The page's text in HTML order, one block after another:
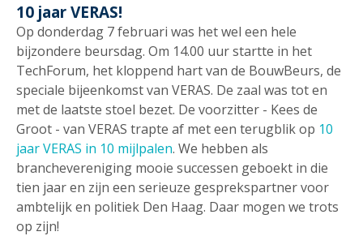
10 jaar VERAS!
Op donderdag 7 februari was het wel een hele
bijzondere beursdag. Om 14.00 uur startte in het
TechForum, het kloppend hart van de BouwBeurs, de
speciale bijeenkomst van VERAS. De zaal was tot en
met de laatste stoel bezet. De voorzitter - Kees de
Groot - van VERAS trapte af met een terugblik op 10
jaar VERAS in 10 mijlpalen. We hebben als
branchevereniging mooie successen geboekt in die
tien jaar en zijn een serieuze gesprekspartner voor
ambtelijk en politiek Den Haag. Daar mogen we trots
op zijn!